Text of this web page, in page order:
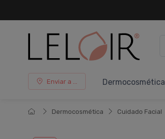
Enviar a ... Dermocosmética
Dermocosmética Cuidado Facial